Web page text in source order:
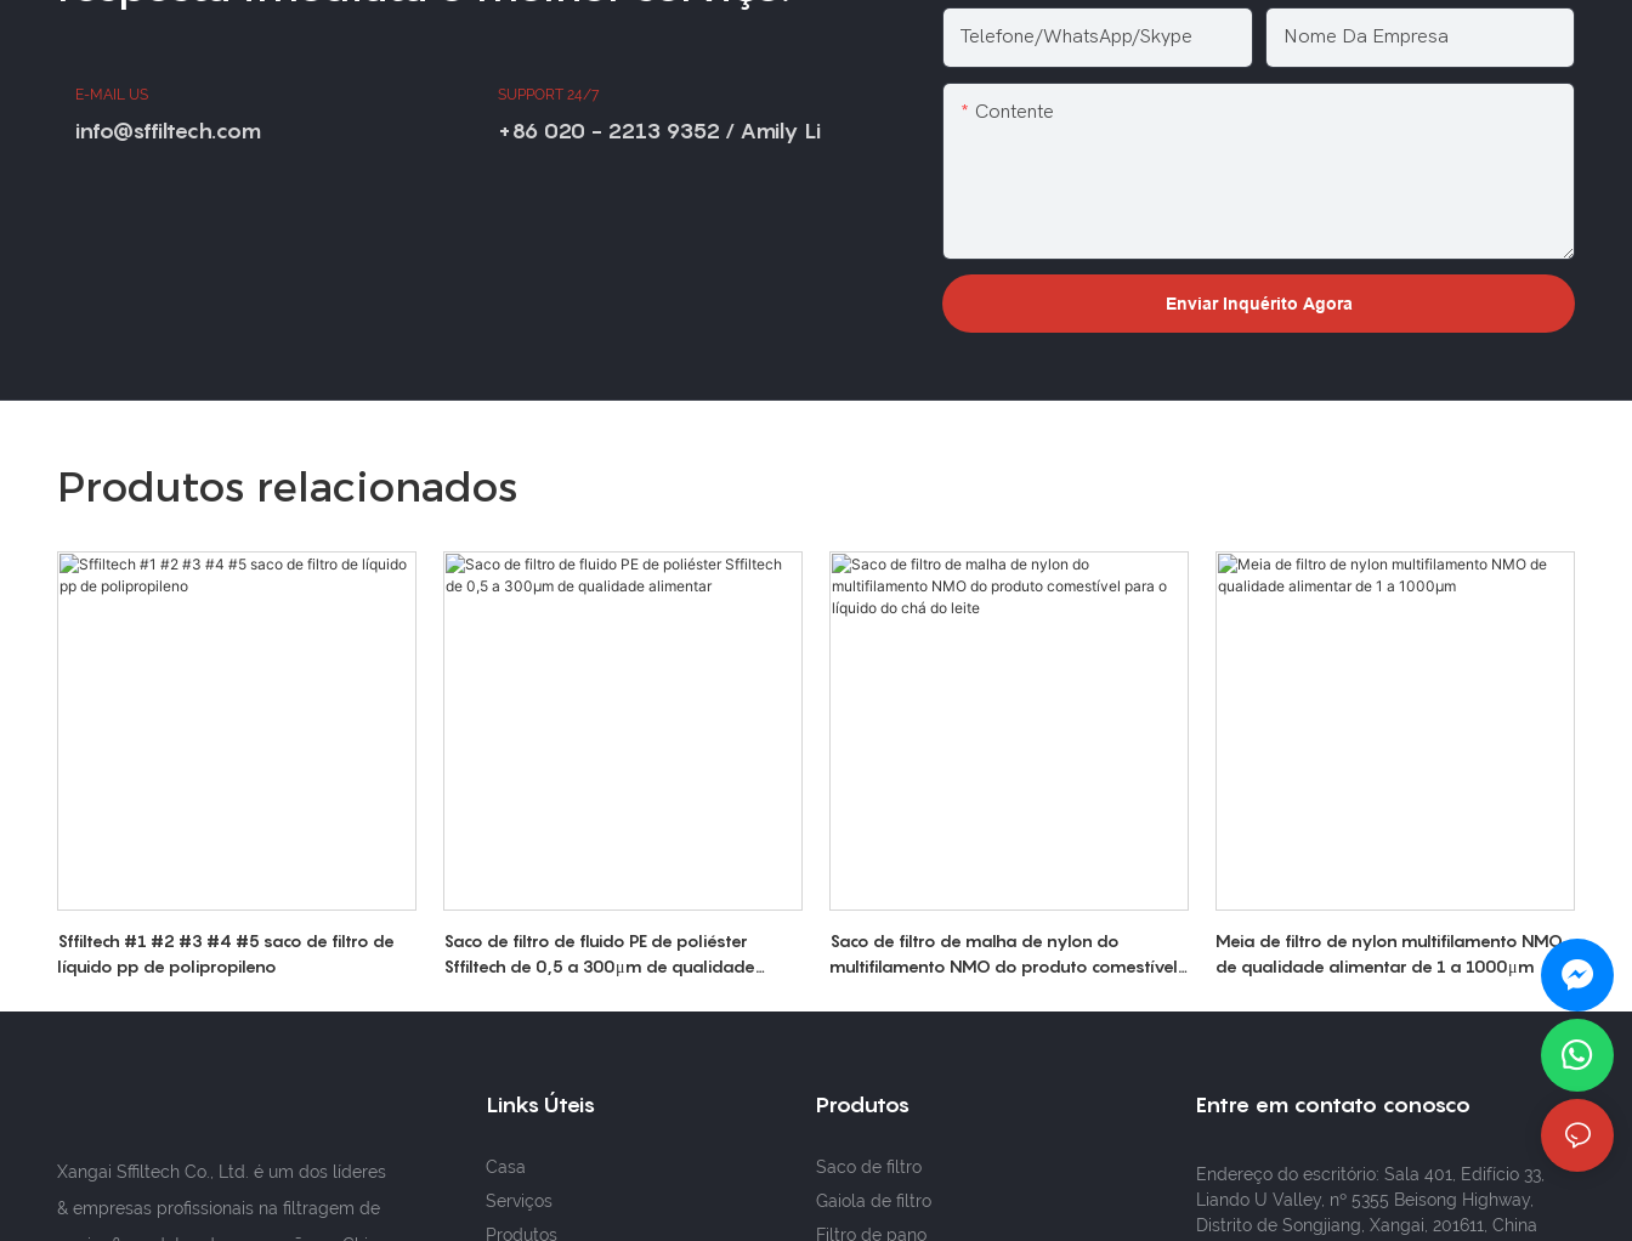
E-MAIL US
info@sffiltech.com
SUPPORT 24/7
+86 020 - 2213 9352 / Amily Li
Telefone/WhatsApp/Skype Nome Da Empresa
Contente
Enviar Inquérito Agora
Produtos relacionados
Sffiltech #1 #2 #3 #4 #5 saco de filtro de
líquido pp de polipropileno
Saco de filtro de fluido PE de poliéster
Sffiltech de 0,5 a 300μm de qualidade
Saco de filtro de malha de nylon do
multifilamento NMO do produto comestível
Meia de filtro de nylon multifilamento NMO
de qualidade alimentar de 1 a 1000μm
Xangai Sffiltech Co., Ltd. é um dos líderes
& empresas profissionais na filtragem de
Links Úteis
Casa
Serviços
Produtos
Produtos
Saco de filtro
Gaiola de filtro
Filtro de pano
Entre em contato conosco
Endereço do escritório: Sala 401, Edifício 33,
Liando U Valley, nº 5355 Beisong Highway,
Distrito de Songjiang, Xangai, 201611, China